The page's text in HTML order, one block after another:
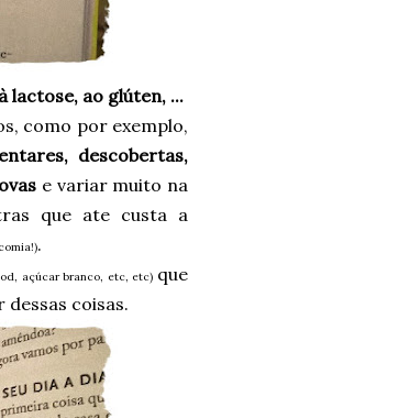
lactose, ao glúten, ...
como por exemplo,
descobertas,
e variar muito na
que ate custa a
.
açúcar branco, etc, etc) que
coisas.